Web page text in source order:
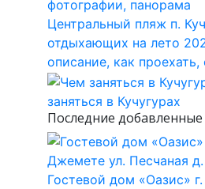
Центральный пляж п.
отдыхающих на лето
описание, как
заняться в Кучугурах
Последние
Гостевой дом «Оазис»